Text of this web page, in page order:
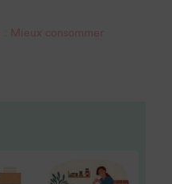
Mieux consommer